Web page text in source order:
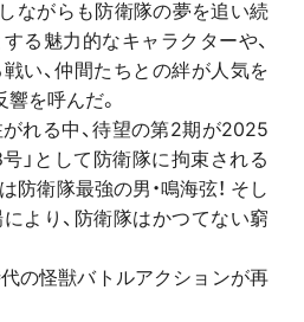
ながらも防衛隊の夢を追い続
る魅力的なキャラクターや、
い、仲間たちとの絆が人気を
を呼んだ。
れる中、待望の第2期が2025
」として防衛隊に拘束される
防衛隊最強の男・鳴海弦！ そし
より、防衛隊はかつてない窮
の怪獣バトルアクションが再